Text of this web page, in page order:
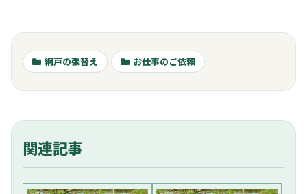
網戸の張替え お仕事のご依頼
関連記事